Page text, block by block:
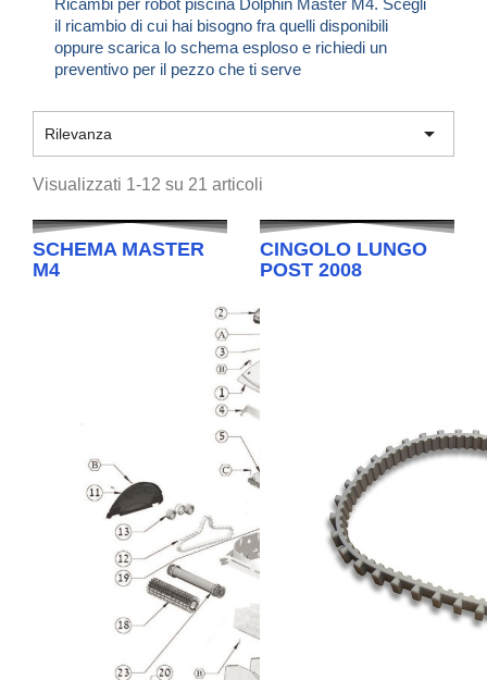
il ricambio di cui hai bisogno fra quelli disponibili
oppure scarica lo schema esploso e richiedi un
preventivo per il pezzo che ti serve
Rilevanza 
Visualizzati 1-12 su 21 articoli
SCHEMA MASTER
M4
CINGOLO LUNGO
POST 2008